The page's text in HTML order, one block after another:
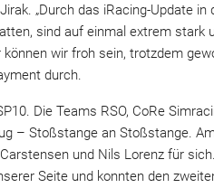
„Durch das iRacing-Update
sind auf einmal extrem
wir froh sein, trotzdem
durch.
Die Teams RSO, CoRe
– Stoßstange an Stoßstange.
und Nils Lorenz für
Seite und konnten den